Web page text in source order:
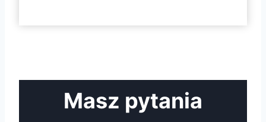
Masz pytania